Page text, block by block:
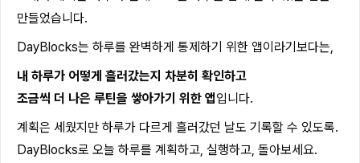
만들었습니다.
DayBlocks는 하루를 완벽하게 통제하기 위한 앱이라기보다는,
내 하루가 어떻게 흘러갔는지 차분히 확인하고
조금씩 더 나은 루틴을 쌓아가기 위한 앱입니다.
계획은 세웠지만 하루가 다르게 흘러갔던 날도 기록할 수 있도록.
DayBlocks로 오늘 하루를 계획하고, 실행하고, 돌아보세요.